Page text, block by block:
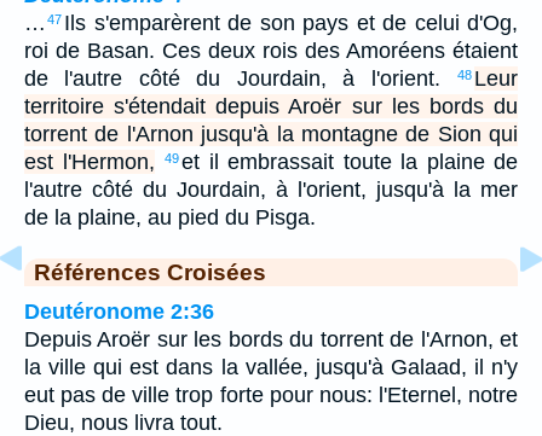
… 47 Ils s'emparèrent de son pays et de celui d'Og,
roi de Basan. Ces deux rois des Amoréens étaient
de l'autre côté du Jourdain, à l'orient.
48 Leur
territoire s'étendait depuis Aroër sur les bords du
torrent de l'Arnon jusqu'à la montagne de Sion qui
est l'Hermon,
49et il embrassait toute la plaine de
l'autre côté du Jourdain, à l'orient, jusqu'à la mer
de la plaine, au pied du Pisga.
Références Croisées
Deutéronome 2:36
Depuis Aroër sur les bords du torrent de l'Arnon, et
la ville qui est dans la vallée, jusqu'à Galaad, il n'y
eut pas de ville trop forte pour nous: l'Eternel, notre
Dieu, nous livra tout.